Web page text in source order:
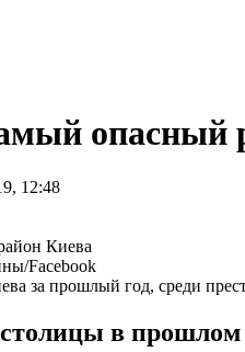
опасный
12:48
Facebook
за прошлый год, среди
в прошлом